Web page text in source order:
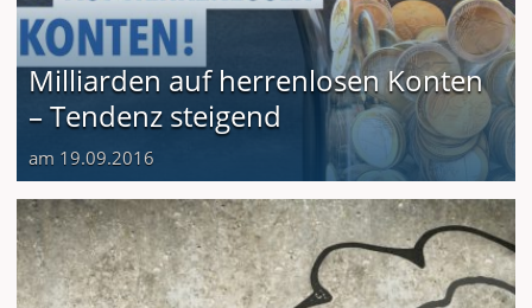
Milliarden auf herrenlosen Konten
– Tendenz steigend
am 19.09.2016